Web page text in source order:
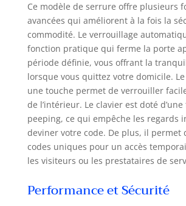
standard.
touche :
à 99
notre
porte à
poignée.
appuyant
Ce modèle de serrure offre plusieurs
avancées qui améliorent à la fois la
commodité. Le verrouillage
fonction pratique qui ferme la porte
période définie, vous offrant la
lorsque vous quittez votre domicile.
une touche permet de verrouiller
de l’intérieur. Le clavier est doté
peeping, ce qui empêche les regards
deviner votre code. De plus, il permet
codes uniques pour un accès
les visiteurs ou les prestataires de
Performance et Sécurité